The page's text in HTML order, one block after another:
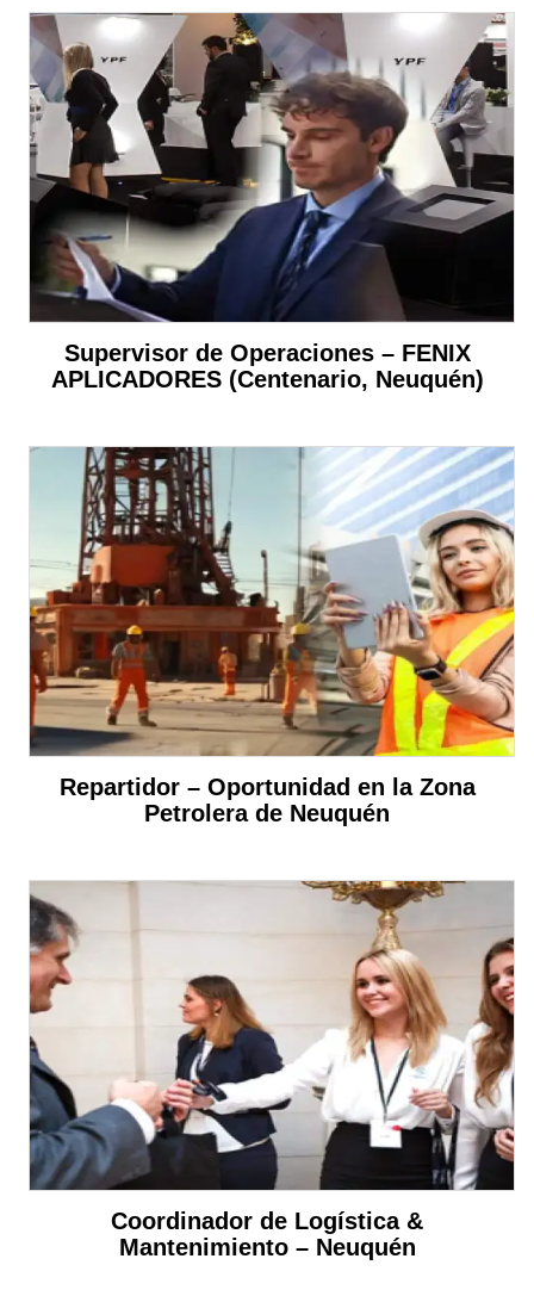
Supervisor de Operaciones – FENIX
APLICADORES (Centenario, Neuquén)
Repartidor – Oportunidad en la Zona
Petrolera de Neuquén
Coordinador de Logística &
Mantenimiento – Neuquén